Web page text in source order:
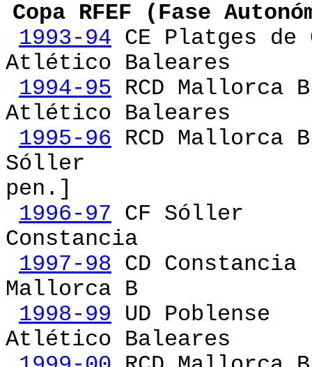
Copa RFEF (Fase
1993-94 CE
Atlético Baleares
1994-95 RCD
Atlético Baleares
1995-96 RCD
Sóller
pen.]
1996-97 CF
Constancia
1997-98 CD
Mallorca B
1998-99 UD
Atlético Baleares